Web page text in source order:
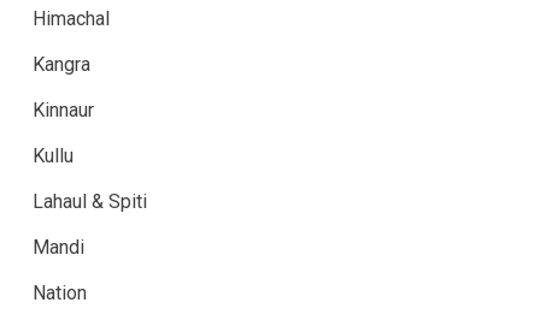
Himachal
Kangra
Kinnaur
Kullu
Lahaul & Spiti
Mandi
Nation